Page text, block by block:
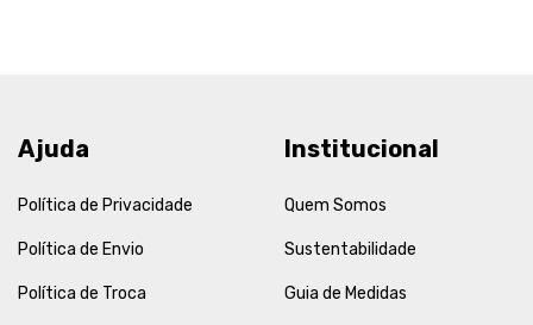
Ajuda
Política de Privacidade
Política de Envio
Política de Troca
Institucional
Quem Somos
Sustentabilidade
Guia de Medidas